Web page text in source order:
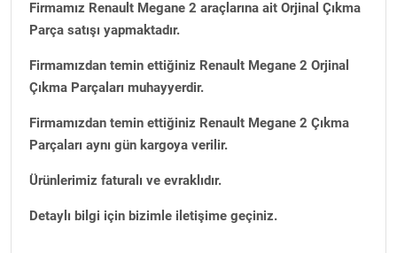
Firmamız Renault Megane 2 araçlarına ait Orjinal Çıkma
Parça satışı yapmaktadır.
Firmamızdan temin ettiğiniz Renault Megane 2 Orjinal
Çıkma Parçaları muhayyerdir.
Firmamızdan temin ettiğiniz Renault Megane 2 Çıkma
Parçaları aynı gün kargoya verilir.
Ürünlerimiz faturalı ve evraklıdır.
Detaylı bilgi için bizimle iletişime geçiniz.